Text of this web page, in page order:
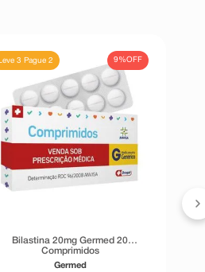
Leve 3 Pague 2 9%OFF
Bilastina 20mg Germed 20
Comprimidos
Germed